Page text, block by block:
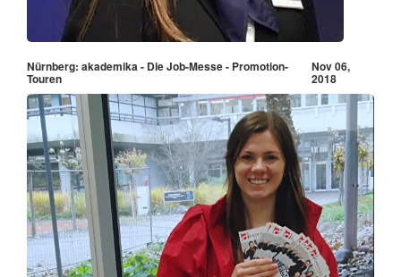
Nürnberg: akademika - Die Job-Messe - Promotion-
Touren
Nov 06,
2018